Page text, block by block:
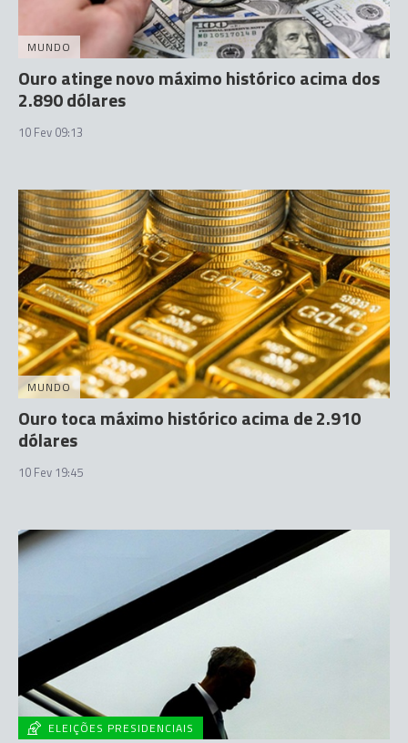
MUNDO
Ouro atinge novo máximo histórico acima dos
2.890 dólares
10 Fev 09:13
MUNDO
Ouro toca máximo histórico acima de 2.910
dólares
10 Fev 19:45
ELEIÇÕES PRESIDENCIAIS